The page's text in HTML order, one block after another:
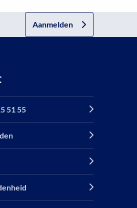
Aanmelden
51 55